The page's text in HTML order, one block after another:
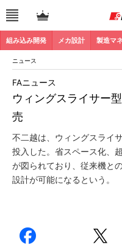
組み込み開発 メカ設計 製造マ
ニュース
ウィングスライサー
売
FAニュース
不二越は、ウィングスライ
投入した。省スペース化、
が図られており、従来機と
設計が可能になるという。